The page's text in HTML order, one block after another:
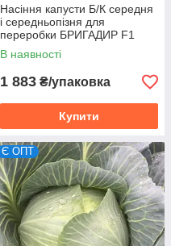
Насіння капусти Б/К середня
і середньопізня для
переробки БРИГАДИР F1
(2500 сем.), Elisem, Франція
В наявності
1 883 ₴/упаковка
Купити
Є ОПТ